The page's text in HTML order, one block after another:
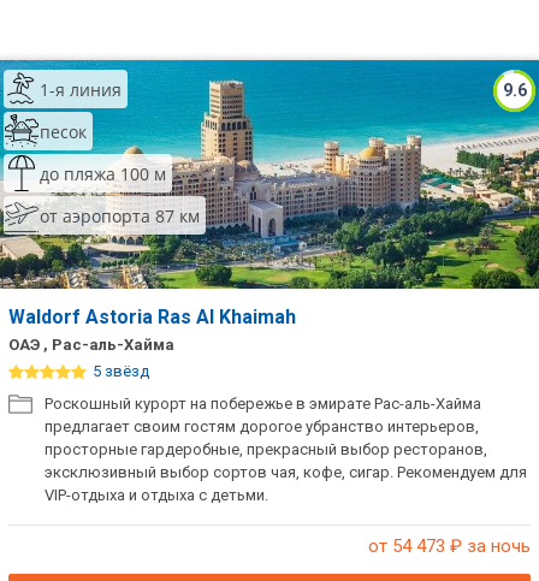
9.6
1-я линия
песок
до пляжа 100 м
от аэропорта 87 км
Waldorf Astoria Ras Al Khaimah
ОАЭ , Рас-аль-Хайма
5 звёзд
Роскошный курорт на побережье в эмирате Рас-аль-Хайма
предлагает своим гостям дорогое убранство интерьеров,
просторные гардеробные, прекрасный выбор ресторанов,
эксклюзивный выбор сортов чая, кофе, сигар. Рекомендуем для
VIP-отдыха и отдыха с детьми.
от 54 473 ₽ за ночь